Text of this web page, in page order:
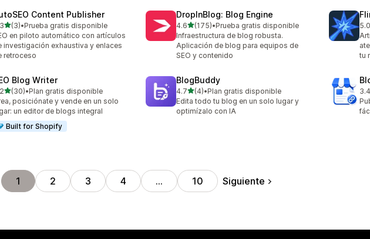
Content Publisher
de 5 estrellas
(3) en total
•Prueba gratis disponible
en piloto automático con artículos
investigación exhaustiva y enlaces
retroceso
DropInBlog: Blog Engine
4.6de 5 estrellas
(175)
175 reseñas en total
•Prueba gratis disponible
Infraestructura de blog robusta.
Aplicación de blog para equipos de
SEO y contenido
5.0
5
tu
Blog Writer
de 5 estrellas
(30)
reseñas en total
•Plan gratis disponible
posiciónate y vende en un solo
un editor de blogs integral
Built for Shopify
BlogBuddy
4.7de 5 estrellas
(4)
4 reseñas en total
•Plan gratis disponible
Edita todo tu blog en un solo lugar y
optimízalo con IA
3.4
9
1 2 3 4 … 10 Siguiente